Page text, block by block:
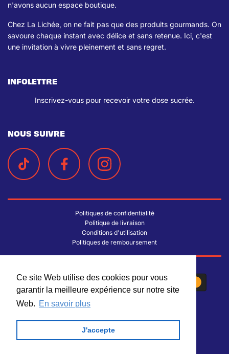
Ce site Web utilise des cookies pour vous
garantir la meilleure expérience sur notre site
Web. En savoir plus
J'accepte
Ce site Web utilise des cookies pour vous
garantir la meilleure expérience sur notre site
Web. En savoir plus
J'accepte
n'avons aucun espace boutique.
Chez La Lichée, on ne fait pas que des produits gourmands. On
savoure chaque instant avec délice et sans retenue. Ici, c'est
une invitation à vivre pleinement et sans regret.
INFOLETTRE
Inscrivez-vous pour recevoir votre dose sucrée.
NOUS SUIVRE
Politiques de confidentialité
Politique de livraison
Conditions d'utilisation
Politiques de remboursement
| Conception par